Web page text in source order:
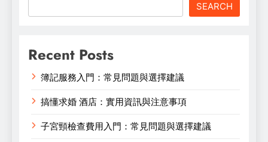
SEARCH
Recent Posts
簿記服務入門：常見問題與選擇建議
搞懂求婚 酒店：實用資訊與注意事項
子宮頸檢查費用入門：常見問題與選擇建議